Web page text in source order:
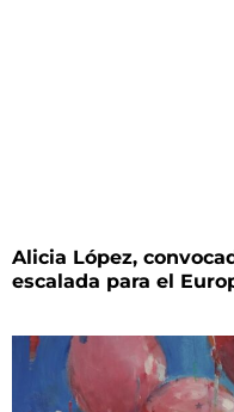
Alicia López,
escalada para el